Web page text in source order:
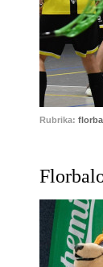
Rubrika: